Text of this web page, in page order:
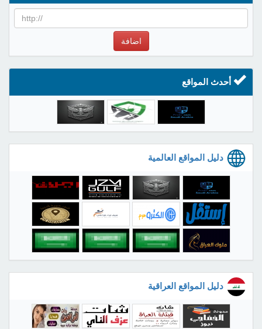
اضافة
أحدث المواقع
دليل المواقع العالمية
دليل المواقع العراقية